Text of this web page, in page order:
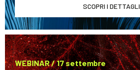
SCOPRI I DETTAGLI
WEBINAR / 17 settembre